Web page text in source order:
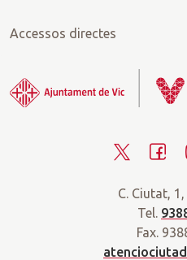
Accessos directes
i
t
t
c
e
b
C. Ciutat,
Tel.
Fax.